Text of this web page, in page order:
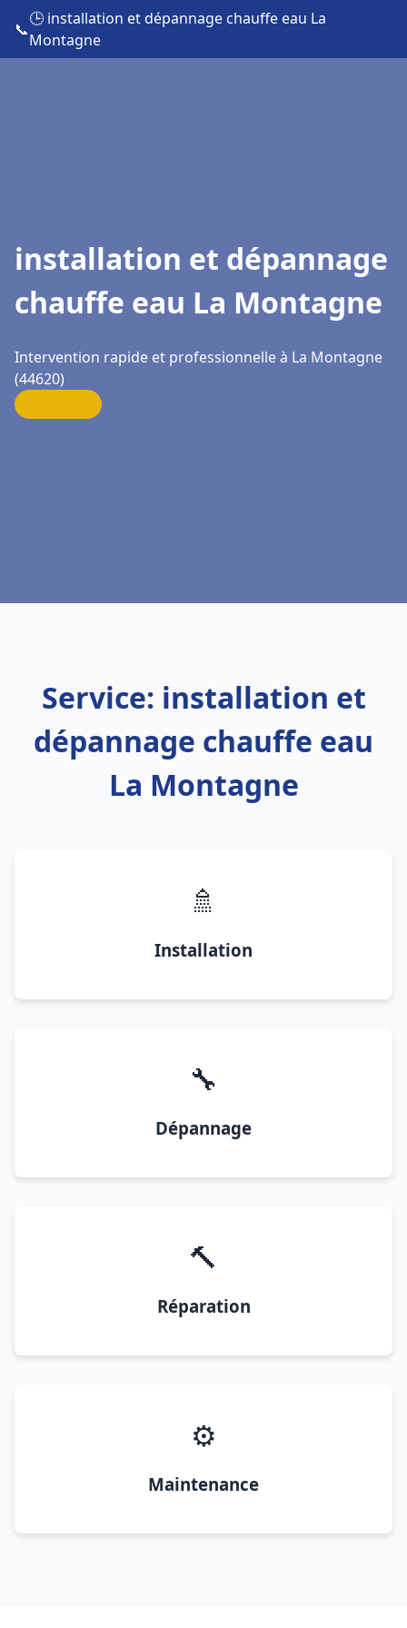
📞
🕒 installation et dépannage chauffe eau La
Montagne
installation et dépannage
chauffe eau La Montagne
Intervention rapide et professionnelle à La Montagne
(44620)
Service: installation et
dépannage chauffe eau
La Montagne
🚿
Installation
🔧
Dépannage
🔨
Réparation
⚙️
Maintenance